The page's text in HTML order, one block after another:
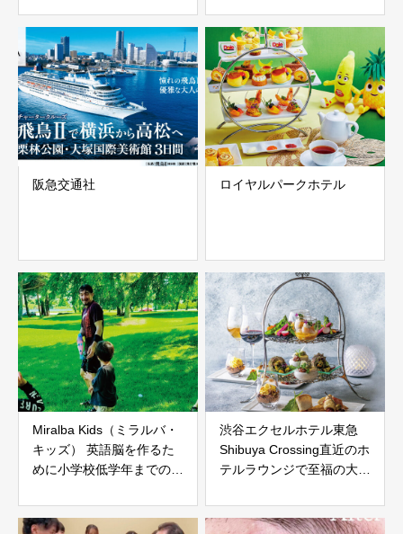
阪急交通社 ロイヤルパークホテル
Miralba Kids（ミラルバ・
キッズ） 英語脳を作るた
めに小学校低学年までのス
渋谷エクセルホテル東急
Shibuya Crossing直近のホ
テルラウンジで至福の大人